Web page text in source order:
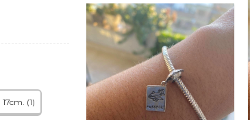
17cm. (1)